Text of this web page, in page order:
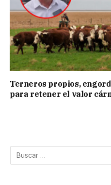
Terneros propios,
para retener el valor